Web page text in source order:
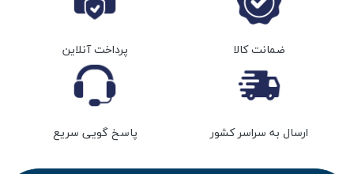
ضمانت کالا پرداخت آنلاین
ارسال به سراسر کشور پاسخ گویی سریع